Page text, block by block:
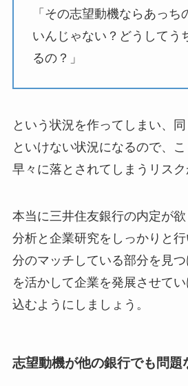
「その志望動機ならあっち
いんじゃない？どうしてう
るの？」
という状況を作ってしまい、
といけない状況になるので、
早々に落とされてしまうリスク
本当に三井住友銀行の内定が
分析と企業研究をしっかりと
分のマッチしている部分を見
を活かして企業を発展させて
込むようにしましょう。
志望動機が他の銀行でも問題